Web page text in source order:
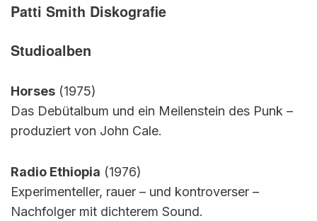
Patti Smith Diskografie
Studioalben
Horses (1975)
Das Debütalbum und ein Meilenstein des Punk –
produziert von John Cale.
Radio Ethiopia (1976)
Experimenteller, rauer – und kontroverser –
Nachfolger mit dichterem Sound.